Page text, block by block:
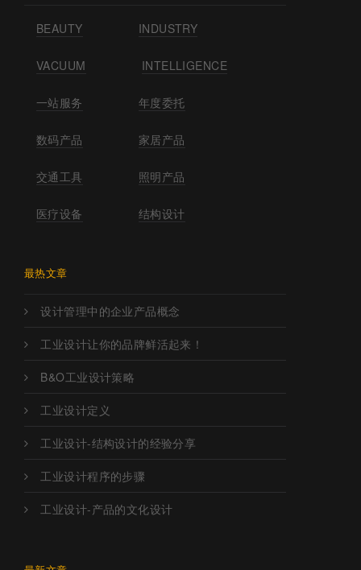
BEAUTY INDUSTRY
VACUUM INTELLIGENCE
一站服务 年度委托
数码产品 家居产品
交通工具 照明产品
医疗设备 结构设计
最热文章
设计管理中的企业产品概念
工业设计让你的品牌鲜活起来！
B&O工业设计策略
工业设计定义
工业设计-结构设计的经验分享
工业设计程序的步骤
工业设计-产品的文化设计